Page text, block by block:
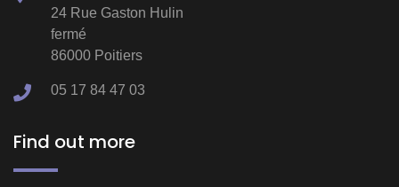
24 Rue Gaston Hulin
fermé
86000 Poitiers
05 17 84 47 03
Find out more